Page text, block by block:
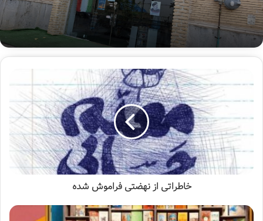
مانند سایر بیانات امام، این کار هم نیاز به سربازان مجاهد
فرهنگی داشت و عده‌ای از جوانان آن دوران به این فرمان لیبک
گفتند. پاسخ اغلب آموزشیارهای نهضت سوادآموزی وقتی از آنها
می‌پرسیدیم «چرا نهضت را انتخاب کردید؟» همین بود؛ فرمان
امام. با وجود شرایط مشقت‌بار خدمت در روستاهای محروم و
دورافتاده و با اینکه در آن زمان مشکل بیکاری به معنای
امروزی‌اش مطرح نبود، اما آنها آموزشیاری نهضت سوادآموزی را
به‌عنوان شغل انتخاب کردند. علاوه بر این، بسیاری از
تحصیلکرده‌ها در آن دوران به‌شکل افتخاری و صرفاً برای زدودن
خاطراتی از نهضتی فراموش‌ شده